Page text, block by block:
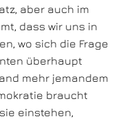
aber auch im
dass wir uns in
wo sich die Frage
überhaupt
mehr jemandem
braucht
einstehen,